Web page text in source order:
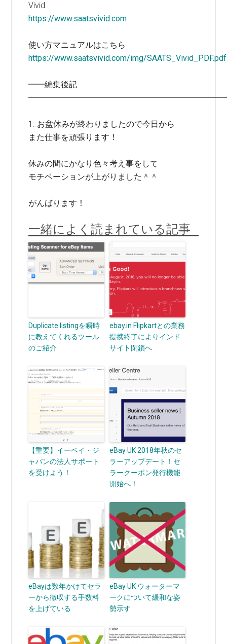
Vivid
https://www.saatsvivid.com
使い方マニュアルはこちら
https://www.saatsvivid.com/img/SAATS_Vivid_PDF.pdf
━━編集後記
1. お盆休みが終わりましたので今日から
また仕事を頑張ります！
休みの間にかなり色々考え事をして
モチベーションが上がりました＾＾
がんばります！
一緒によく読まれている記事
Duplicate listingを瞬時
に教えてくれるツール
のご紹介
ebay.in Flipkartとの業務
提携終了によりインド
サイト閉鎖へ
【重要】イーベイ・ジ
ャパンの法人サポート
を受けよう！
eBay UK 2018年秋のセ
ラーアップデート！セ
ラークーポン発行機能
開始へ！
eBayは数年かけてセラ
ーから徴収する手数料
を上げている
eBay UK ウォーターマ
ークについて緩和な姿
勢示す